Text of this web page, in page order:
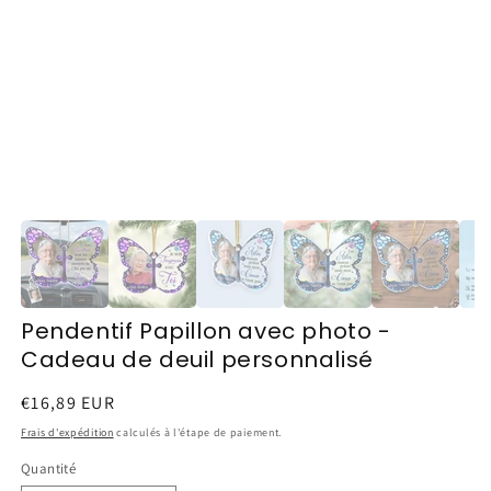
Pendentif Papillon avec photo -
Cadeau de deuil personnalisé
Prix
habituel
€16,89 EUR
Frais d'expédition calculés à l'étape de paiement.
Quantité